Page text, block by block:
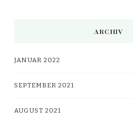
ARCHIV
JANUAR 2022
SEPTEMBER 2021
AUGUST 2021